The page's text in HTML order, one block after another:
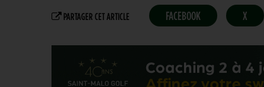
PARTAGER CET ARTICLE FACEBOOK X